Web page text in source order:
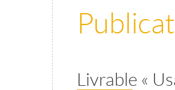
Livrable «